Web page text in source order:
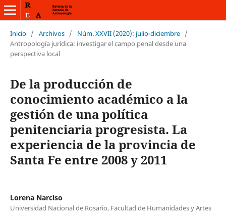
Inicio / Archivos / Núm. XXVII (2020): julio-diciembre /
Antropología jurídica: investigar el campo penal desde una
perspectiva local
De la producción de
conocimiento académico a la
gestión de una política
penitenciaria progresista. La
experiencia de la provincia de
Santa Fe entre 2008 y 2011
Lorena Narciso
Universidad Nacional de Rosario, Facultad de Humanidades y Artes